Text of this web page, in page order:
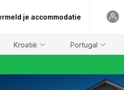
je accommodatie
Kroatië Portugal